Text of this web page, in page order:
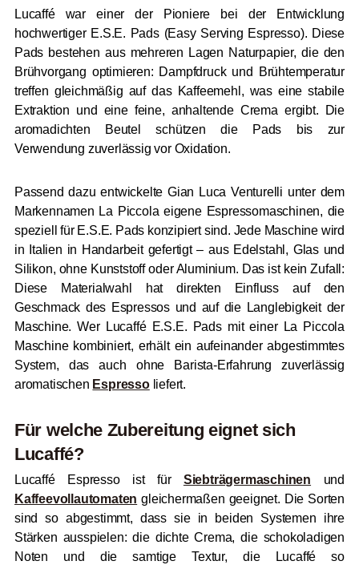
Lucaffé war einer der Pioniere bei der Entwicklung
hochwertiger E.S.E. Pads (Easy Serving Espresso). Diese
Pads bestehen aus mehreren Lagen Naturpapier, die den
Brühvorgang optimieren: Dampfdruck und Brühtemperatur
treffen gleichmäßig auf das Kaffeemehl, was eine stabile
Extraktion und eine feine, anhaltende Crema ergibt. Die
aromadichten Beutel schützen die Pads bis zur
Verwendung zuverlässig vor Oxidation.
Passend dazu entwickelte Gian Luca Venturelli unter dem
Markennamen La Piccola eigene Espressomaschinen, die
speziell für E.S.E. Pads konzipiert sind. Jede Maschine wird
in Italien in Handarbeit gefertigt – aus Edelstahl, Glas und
Silikon, ohne Kunststoff oder Aluminium. Das ist kein Zufall:
Diese Materialwahl hat direkten Einfluss auf den
Geschmack des Espressos und auf die Langlebigkeit der
Maschine. Wer Lucaffé E.S.E. Pads mit einer La Piccola
Maschine kombiniert, erhält ein aufeinander abgestimmtes
System, das auch ohne Barista-Erfahrung zuverlässig
aromatischen Espressoliefert.
Für welche Zubereitung eignet sich
Lucaffé?
Lucaffé Espresso ist für Siebträgermaschinen und
Kaffeevollautomaten gleichermaßen geeignet. Die Sorten
sind so abgestimmt, dass sie in beiden Systemen ihre
Stärken ausspielen: die dichte Crema, die schokoladigen
Noten und die samtige Textur, die Lucaffé so